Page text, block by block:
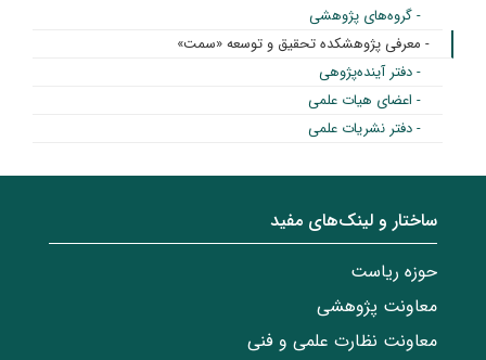
- گروه‌های پژوهشی
- معرفی پژوهشکده تحقیق و توسعه «سمت»
- دفتر آینده‌پژوهی
- اعضای هیات علمی
- دفتر نشریات علمی
ساختار‌‌ و‌‌ لینک‌های مفید
حوزه ریاست
معاونت پژوهشی
معاونت نظارت علمی و فنی